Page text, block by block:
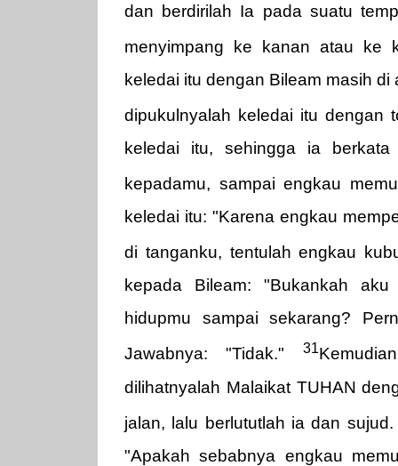
dan berdirilah Ia pada suatu
menyimpang ke kanan atau ke
keledai itu dengan Bileam masih
dipukulnyalah keledai itu dengan
keledai itu, sehingga ia
kepadamu, sampai engkau
keledai itu: "Karena engkau
di tanganku, tentulah engkau
kepada Bileam: "Bukankah
hidupmu sampai sekarang?
Jawabnya: "Tidak."
31
dilihatnyalah Malaikat TUHAN
jalan, lalu berlututlah ia dan
"Apakah sebabnya engkau